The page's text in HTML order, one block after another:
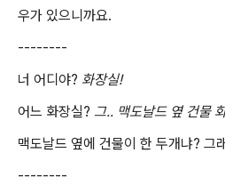
우가 있으니까요.
--------
너 어디야? 화장실!
어느 화장실? 그.. 맥도날드 옆 건물
맥도날드 옆에 건물이 한 두개냐? 그
--------